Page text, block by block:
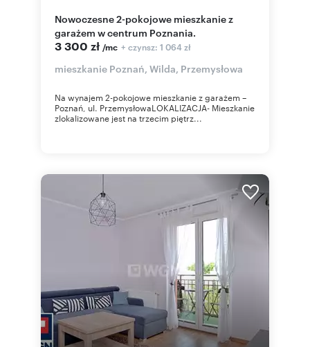
Nowoczesne 2-pokojowe mieszkanie z
garażem w centrum Poznania.
3 300 zł /mc + czynsz: 1 064 zł
mieszkanie Poznań, Wilda, Przemysłowa
Na wynajem 2-pokojowe mieszkanie z garażem –
Poznań, ul. PrzemysłowaLOKALIZACJA- Mieszkanie
zlokalizowane jest na trzecim piętrz...